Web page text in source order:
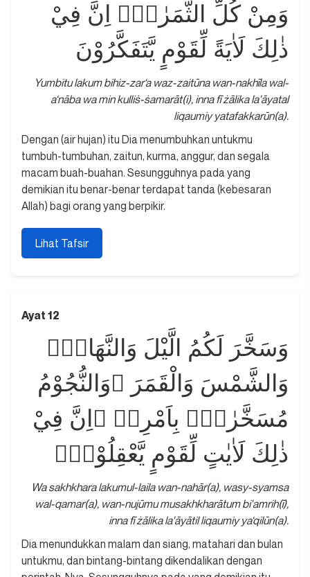
وَمِنْ كُلِّ الثَّمَرٰتِۗ اِنَّ فِيْ
ذٰلِكَ لَاٰيَةً لِّقَوْمٍ يَّتَفَكَّرُوْنَ
Yumbitu lakum bihiz-zar‘a waz-zaitūna wan-nakhīla wal-
a‘nāba wa min kulliṡ-ṡamarāt(i), inna fī żālika la'āyatal
liqaumiy yatafakkarūn(a).
Dengan (air hujan) itu Dia menumbuhkan untukmu
tumbuh-tumbuhan, zaitun, kurma, anggur, dan segala
macam buah-buahan. Sesungguhnya pada yang
demikian itu benar-benar terdapat tanda (kebesaran
Allah) bagi orang yang berpikir.
Lihat Tafsir
Ayat 12
وَسَخَّرَ لَكُمُ الَّيْلَ وَالنَّهَارَۙ
وَالشَّمْسَ وَالْقَمَرَ ۗوَالنُّجُوْمُ
مُسَخَّرٰتٌۢ بِاَمْرِهٖ ۗاِنَّ فِيْ
ذٰلِكَ لَاٰيٰتٍ لِّقَوْمٍ يَّعْقِلُوْنَۙ
Wa sakhkhara lakumul-laila wan-nahār(a), wasy-syamsa
wal-qamar(a), wan-nujūmu musakhkharātum bi'amrih(ī),
inna fī żālika la'āyātil liqaumiy ya‘qilūn(a).
Dia menundukkan malam dan siang, matahari dan bulan
untukmu, dan bintang-bintang dikendalikan dengan